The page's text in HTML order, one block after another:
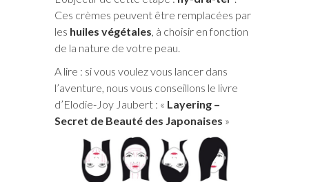
Ces crèmes peuvent être remplacées par
les huiles végétales , à choisir en fonction
de la nature de votre peau.
A lire : si vous voulez vous lancer dans
l’aventure, nous vous conseillons le livre
d’Elodie-Joy Jaubert : « Layering –
Secret de Beauté des Japonaises »